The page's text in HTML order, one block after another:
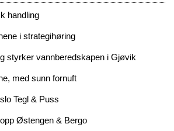
handling
i strategihøring
styrker vannberedskapen i Gjøvik
med sunn fornuft
Tegl & Puss
Østengen & Bergo